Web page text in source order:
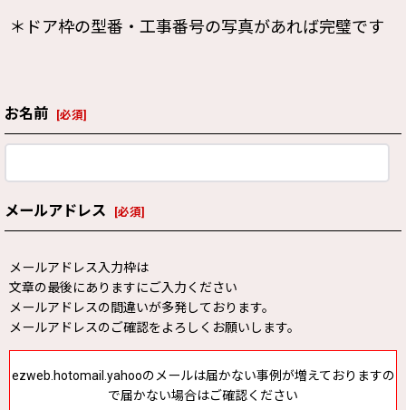
＊ドア枠の型番・工事番号の写真があれば完璧です
お名前 [必須]
メールアドレス [必須]
メールアドレス入力枠は
文章の最後にありますにご入力ください
メールアドレスの間違いが多発しております。
メールアドレスのご確認をよろしくお願いします。
ezweb.hotomail.yahooのメールは届かない事例が増えておりますの
で届かない場合はご確認ください